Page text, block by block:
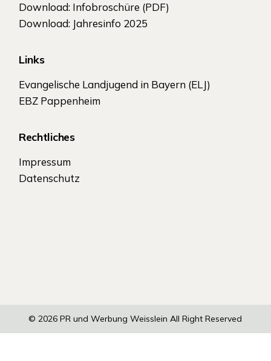
Download: Infobroschüre (PDF)
Download: Jahresinfo 2025
Links
Evangelische Landjugend in Bayern (ELJ)
EBZ Pappenheim
Rechtliches
Impressum
Datenschutz
© 2026PR und Werbung Weisslein All Right Reserved